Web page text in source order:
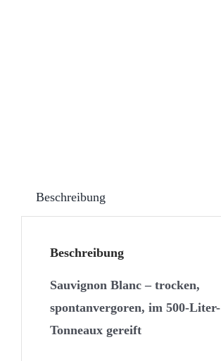
Beschreibung
Beschreibung
Sauvignon Blanc – trocken,
spontanvergoren, im 500-Liter-
Tonneaux gereift